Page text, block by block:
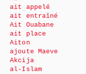
ait appelé
ait entraîné
Ait Ouabane
ait place
Aiton
ajoute Maeve
Akcija
al-Islam